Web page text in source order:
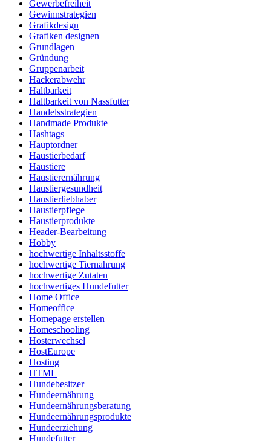
Gewerbefreiheit
Gewinnstrategien
Grafikdesign
Grafiken designen
Grundlagen
Gründung
Gruppenarbeit
Hackerabwehr
Haltbarkeit
Haltbarkeit von Nassfutter
Handelsstrategien
Handmade Produkte
Hashtags
Hauptordner
Haustierbedarf
Haustiere
Haustierernährung
Haustiergesundheit
Haustierliebhaber
Haustierpflege
Haustierprodukte
Header-Bearbeitung
Hobby
hochwertige Inhaltsstoffe
hochwertige Tiernahrung
hochwertige Zutaten
hochwertiges Hundefutter
Home Office
Homeoffice
Homepage erstellen
Homeschooling
Hosterwechsel
HostEurope
Hosting
HTML
Hundebesitzer
Hundeernährung
Hundeernährungsberatung
Hundeernährungsprodukte
Hundeerziehung
Hundefutter